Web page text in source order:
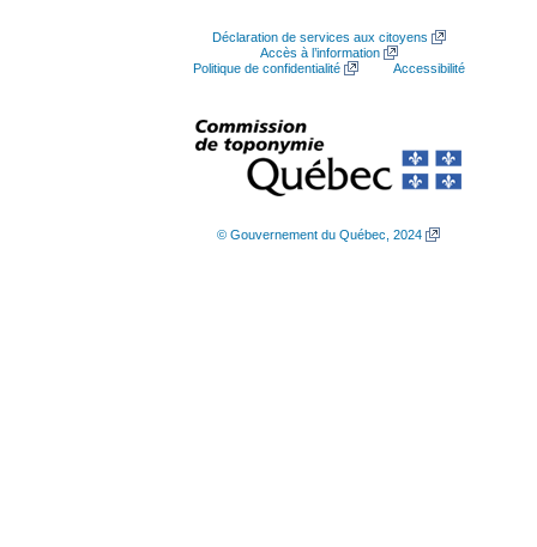
Déclaration de services aux citoyens
Accès à l’information
Politique de confidentialité
Accessibilité
© Gouvernement du Québec, 2024